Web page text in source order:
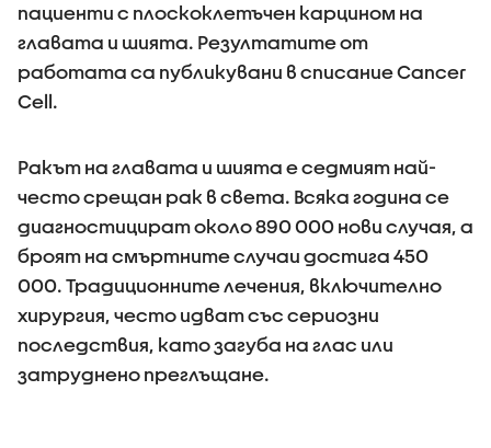
пациенти с плоскоклетъчен карцином на
главата и шията. Резултатите от
работата са публикувани в списание Cancer
Cell.
Ракът на главата и шията е седмият най-
често срещан рак в света. Всяка година се
диагностицират около 890 000 нови случая, а
броят на смъртните случаи достига 450
000. Традиционните лечения, включително
хирургия, често идват със сериозни
последствия, като загуба на глас или
затруднено преглъщане.